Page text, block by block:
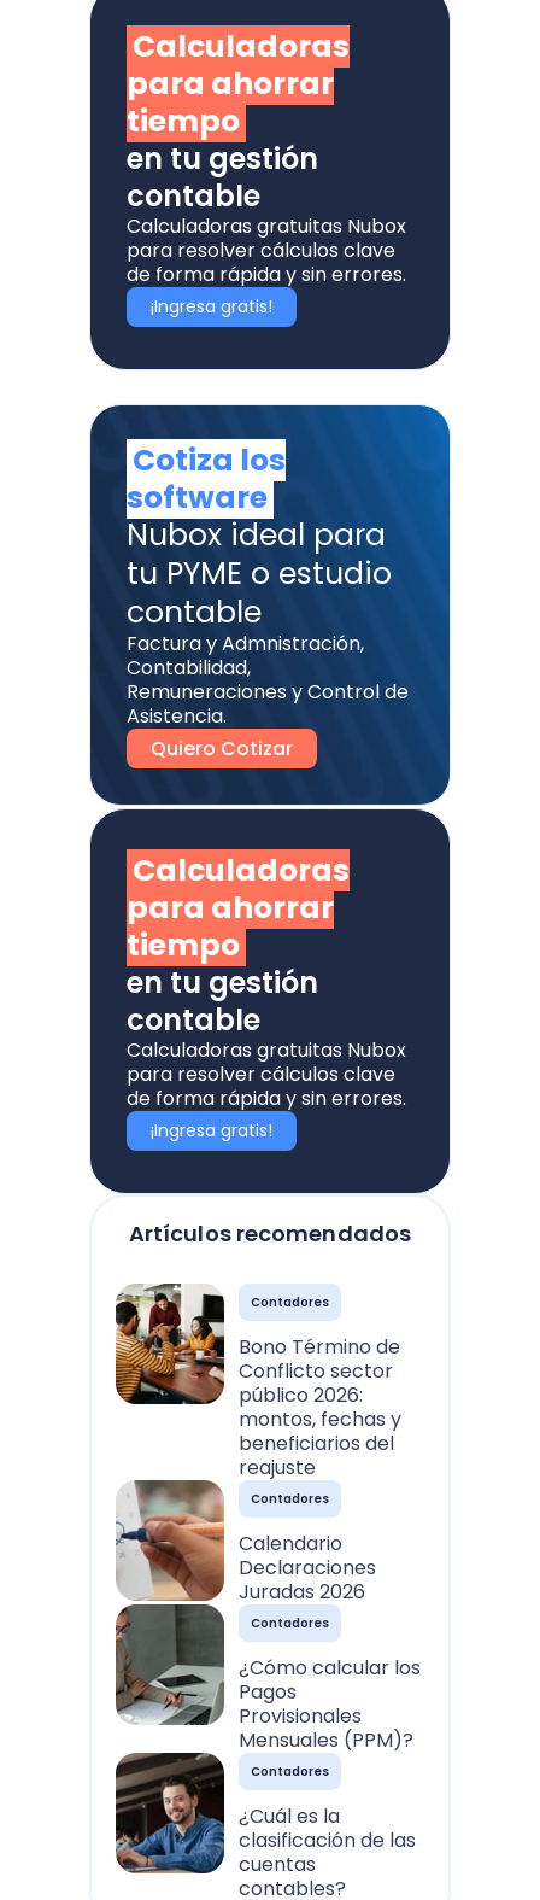
Calculadoras
para ahorrar
tiempo
en tu gestión
contable
Calculadoras gratuitas Nubox
para resolver cálculos clave
de forma rápida y sin errores.
¡Ingresa gratis!
Artículos recomendados
Contadores
Bono Término de
Conflicto sector
público 2026:
montos, fechas y
beneficiarios del
reajuste
Contadores
Calendario
Declaraciones
Juradas 2026
Contadores
¿Cómo calcular los
Pagos
Provisionales
Mensuales (PPM)?
Contadores
¿Cuál es la
clasificación de las
cuentas
contables?
Calculadoras
para ahorrar
tiempo
en tu gestión
contable
Calculadoras gratuitas Nubox
para resolver cálculos clave
de forma rápida y sin errores.
¡Ingresa gratis!
Cotiza los
software
Nubox ideal para
tu PYME o estudio
contable
Factura y Admnistración,
Contabilidad,
Remuneraciones y Control de
Asistencia.
Quiero Cotizar